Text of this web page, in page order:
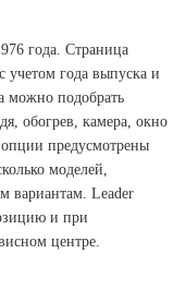
года. Страница
учетом года выпуска и
можно подобрать
обогрев, камера, окно
предусмотрены
моделей,
вариантам. Leader
и при
центре.